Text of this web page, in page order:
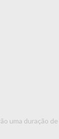
uma duração